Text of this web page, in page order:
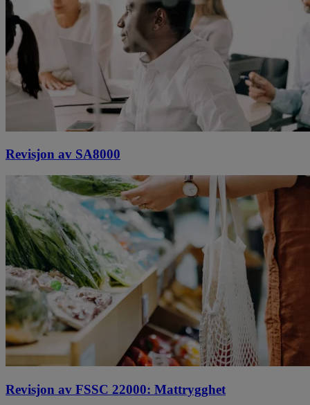
Revisjon av SA8000
Revisjon av FSSC 22000: Mattrygghet